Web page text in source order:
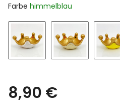
Farbe himmelblau
8,90 €